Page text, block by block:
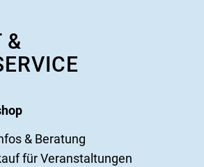
&
& Beratung
für Veranstaltungen